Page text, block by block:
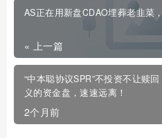
AS正在用新盘CDAO埋葬老韭菜
« 上一篇
“中本聪协议SPR”不投资不让赎
义的资金盘，速速远离！
2个月前